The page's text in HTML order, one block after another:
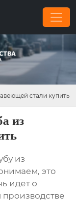
стали купить
из
из
это
идет о